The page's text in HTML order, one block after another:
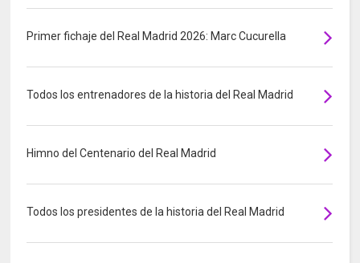
Primer fichaje del Real Madrid 2026: Marc Cucurella
Todos los entrenadores de la historia del Real Madrid
Himno del Centenario del Real Madrid
Todos los presidentes de la historia del Real Madrid